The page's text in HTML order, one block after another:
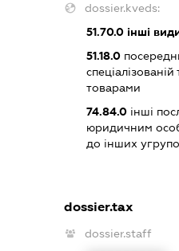
dossier.kveds:
51.70.0інші
51.18.0
товарами
74.84.0інші
юридичним
до інших
dossier.tax
dossier.staff